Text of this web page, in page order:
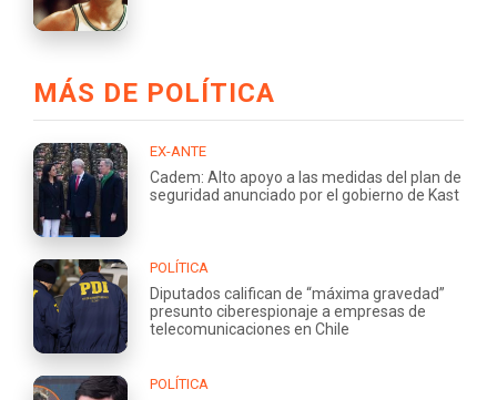
MÁS DE POLÍTICA
EX-ANTE
Cadem: Alto apoyo a las medidas del plan de
seguridad anunciado por el gobierno de Kast
POLÍTICA
Diputados califican de “máxima gravedad”
presunto ciberespionaje a empresas de
telecomunicaciones en Chile
POLÍTICA